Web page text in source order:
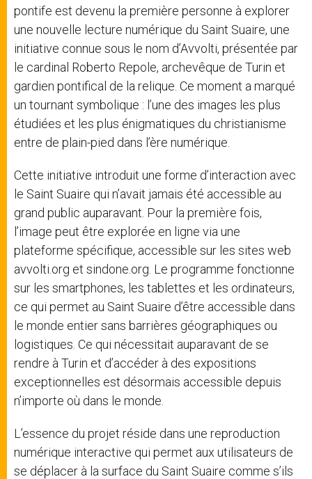
pontife est devenu la première personne à explorer
une nouvelle lecture numérique du Saint Suaire, une
initiative connue sous le nom d’Avvolti, présentée par
le cardinal Roberto Repole, archevêque de Turin et
gardien pontifical de la relique. Ce moment a marqué
un tournant symbolique : l’une des images les plus
étudiées et les plus énigmatiques du christianisme
entre de plain-pied dans l’ère numérique.
Cette initiative introduit une forme d’interaction avec
le Saint Suaire qui n’avait jamais été accessible au
grand public auparavant. Pour la première fois,
l’image peut être explorée en ligne via une
plateforme spécifique, accessible sur les sites web
avvolti.org et sindone.org. Le programme fonctionne
sur les smartphones, les tablettes et les ordinateurs,
ce qui permet au Saint Suaire d’être accessible dans
le monde entier sans barrières géographiques ou
logistiques. Ce qui nécessitait auparavant de se
rendre à Turin et d’accéder à des expositions
exceptionnelles est désormais accessible depuis
n’importe où dans le monde.
L’essence du projet réside dans une reproduction
numérique interactive qui permet aux utilisateurs de
se déplacer à la surface du Saint Suaire comme s’ils